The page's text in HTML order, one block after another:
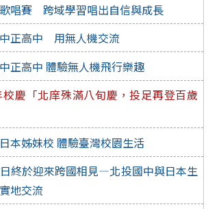
唱賽 跨域學習唱出自信與成長
正高中 用無人機交流
正高中 體驗無人機飛行樂趣
慶「北庠殊滿八旬慶，投足再登百歲
本姊妹校 體驗臺灣校園生活
終於迎來跨國相見—北投國中與日本生
地交流